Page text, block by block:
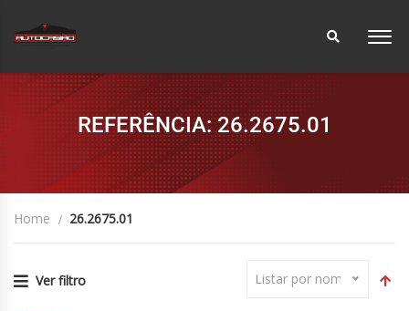
REFERÊNCIA: 26.2675.01
Home 26.2675.01
Ver filtro Listar por nome